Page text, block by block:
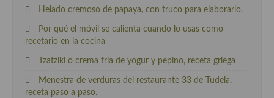
Helado cremoso de papaya, con truco para elaborarlo.
Por qué el móvil se calienta cuando lo usas como
recetario en la cocina
Tzatziki o crema fría de yogur y pepino, receta griega
Menestra de verduras del restaurante 33 de Tudela,
receta paso a paso.